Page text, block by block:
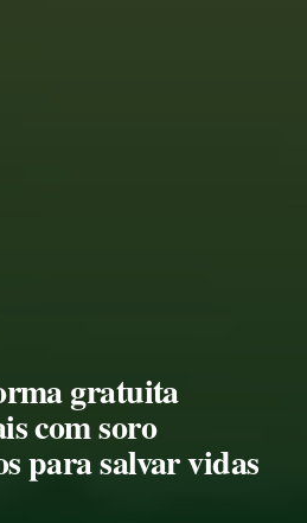
gratuita
com soro
para salvar vidas